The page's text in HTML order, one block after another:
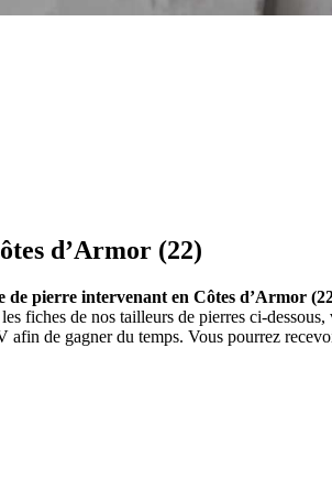
d’Armor (22)
de pierre intervenant en Côtes d’Armor
fiches de nos tailleurs de pierres ci-
de gagner du temps. Vous pourrez